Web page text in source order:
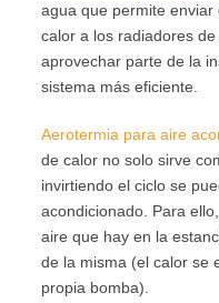
agua que permite
calor a los radiadores
aprovechar parte de la
sistema más eficiente.
Aerotermia para aire
de calor no solo sirve
invirtiendo el ciclo se
acondicionado. Para
aire que hay en la
de la misma (el calor se
propia bomba).